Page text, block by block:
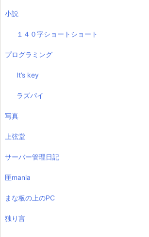
小説
１４０字ショートショート
プログラミング
It’s key
ラズパイ
写真
上弦堂
サーバー管理日記
匣mania
まな板の上のPC
独り言